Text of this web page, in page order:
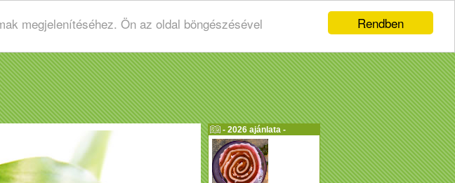
Rendben
megjelenítéséhez. Ön az oldal böngészésével
- 2026 ajánlata -